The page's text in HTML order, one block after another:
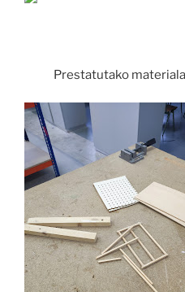
Prestatutako